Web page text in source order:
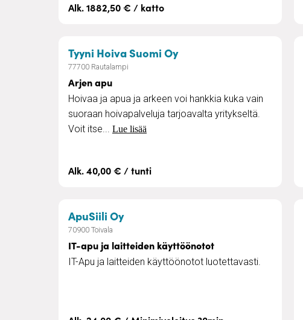
Alk. 1882,50 € / katto
Tyyni Hoiva Suomi Oy– Arjen apu
77700 Rautalampi
Arjen apu
Hoivaa ja apua ja arkeen voi hankkia kuka vain
suoraan hoivapalveluja tarjoavalta yritykseltä.
Voit itse... Lue lisää
Alk. 40,00 € / tunti
ApuSiili Oy– IT-apu ja laitteiden käyttöönotot
70900 Toivala
IT-apu ja laitteiden käyttöönotot
IT-Apu ja laitteiden käyttöönotot luotettavasti.